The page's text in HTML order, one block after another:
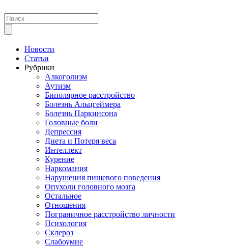
Новости
Статьи
Рубрики
Алкоголизм
Аутизм
Биполярное расстройство
Болезнь Альцгеймера
Болезнь Паркинсона
Головные боли
Депрессия
Диета и Потеря веса
Интеллект
Курение
Наркомания
Нарушения пищевого поведения
Опухоли головного мозга
Остальное
Отношения
Пограничное расстройство личности
Психология
Склероз
Слабоумие